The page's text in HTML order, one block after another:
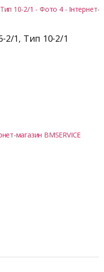
2/1, Тип 10-2/1